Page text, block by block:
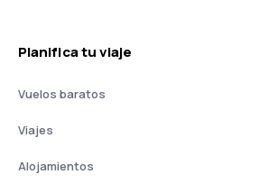
Planifica tu viaje
Vuelos baratos
Viajes
Alojamientos